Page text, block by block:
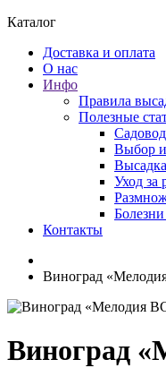
Каталог
Доставка и оплата
О нас
Инфо
Правила
Полезные
Выбор
Уход за
Контакты
Виноград
Виноград